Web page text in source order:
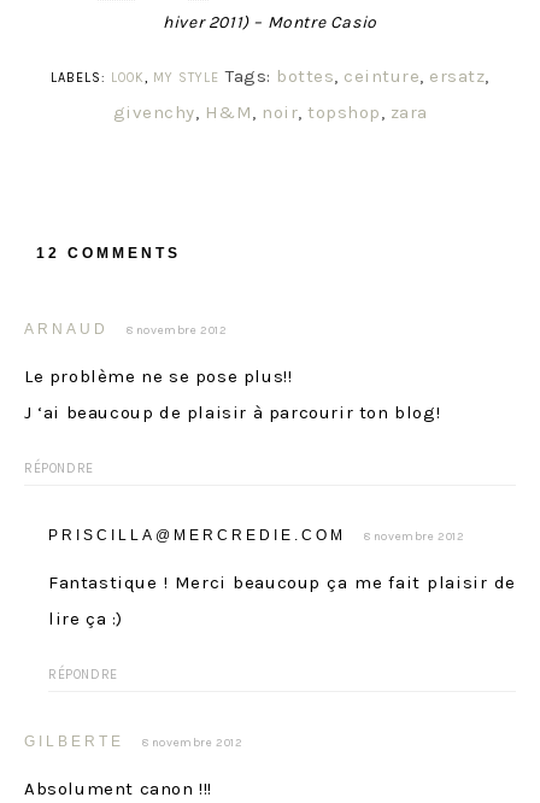
hiver 2011) – Montre Casio
LABELS: LOOK, MY STYLE Tags: bottes, ceinture, ersatz,
givenchy, H&M, noir, topshop, zara
12 COMMENTS
ARNAUD 8 novembre 2012
Le problème ne se pose plus!!
J ‘ai beaucoup de plaisir à parcourir ton blog!
RÉPONDRE
PRISCILLA@MERCREDIE.COM 8 novembre 2012
Fantastique ! Merci beaucoup ça me fait plaisir de
lire ça :)
RÉPONDRE
GILBERTE 8 novembre 2012
Absolument canon !!!